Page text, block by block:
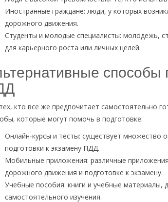
Иностранные граждане: люди, у которых
дорожного движения.
Студенты и молодые специалисты: молодежь,
для карьерного роста или личных целей.
способы
кто все же предпочитает самостоятельно
которые могут помочь в подготовке:
Онлайн-курсы и тесты: существует множество
подготовки к экзамену ПДД.
Мобильные приложения: различные
дорожного движения и подготовке к экзамену.
Учебные пособия: книги и учебные
самостоятельного изучения.